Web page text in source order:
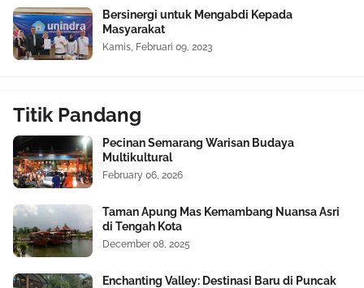
Bersinergi untuk Mengabdi Kepada
Masyarakat
Kamis, Februari 09, 2023
Titik Pandang
Pecinan Semarang Warisan Budaya
Multikultural
February 06, 2026
Taman Apung Mas Kemambang Nuansa Asri
di Tengah Kota
December 08, 2025
Enchanting Valley: Destinasi Baru di Puncak